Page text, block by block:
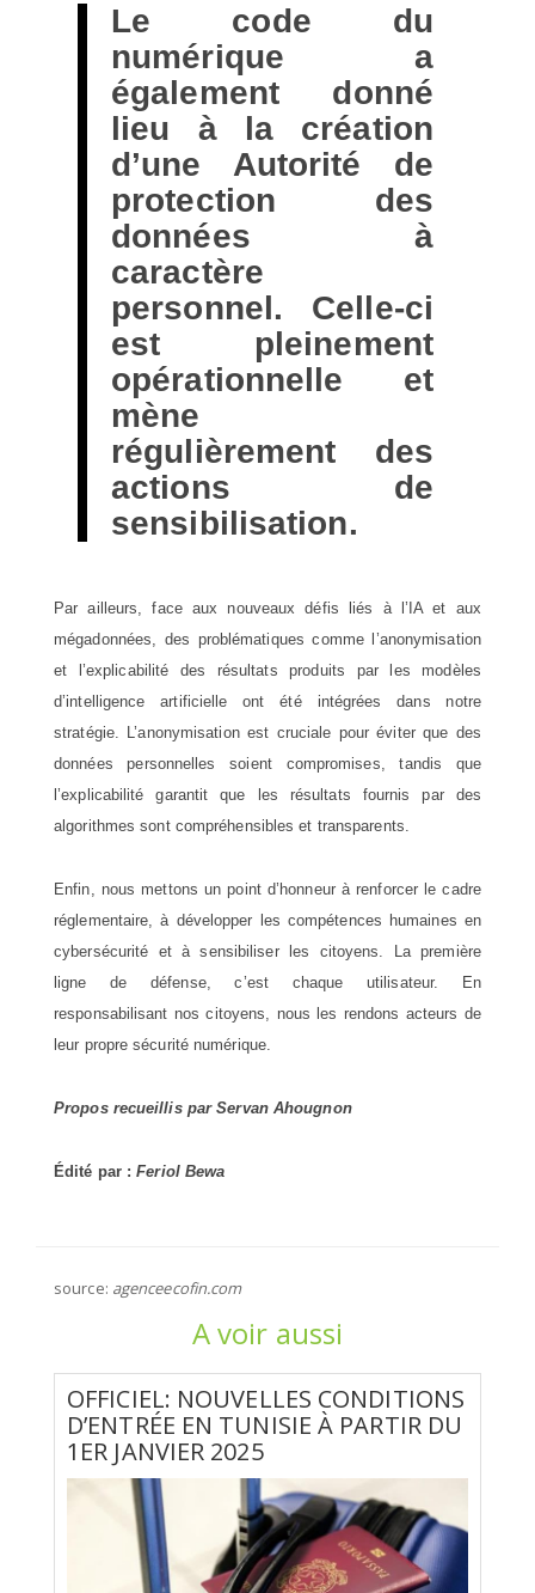
Le code du
numérique a
également donné
lieu à la création
d’une Autorité de
protection des
données à
caractère
personnel. Celle-ci
est pleinement
opérationnelle et
mène
régulièrement des
actions de
sensibilisation.
Par ailleurs, face aux nouveaux défis liés à l’IA et aux
mégadonnées, des problématiques comme l’anonymisation
et l’explicabilité des résultats produits par les modèles
d’intelligence artificielle ont été intégrées dans notre
stratégie. L’anonymisation est cruciale pour éviter que des
données personnelles soient compromises, tandis que
l’explicabilité garantit que les résultats fournis par des
algorithmes sont compréhensibles et transparents.
Enfin, nous mettons un point d’honneur à renforcer le cadre
réglementaire, à développer les compétences humaines en
cybersécurité et à sensibiliser les citoyens. La première
ligne de défense, c’est chaque utilisateur. En
responsabilisant nos citoyens, nous les rendons acteurs de
leur propre sécurité numérique.
Propos recueillis par Servan Ahougnon
Édité par :Feriol Bewa
source: agenceecofin.com
A voir aussi
OFFICIEL: NOUVELLES CONDITIONS
D’ENTRÉE EN TUNISIE À PARTIR DU
1ER JANVIER 2025